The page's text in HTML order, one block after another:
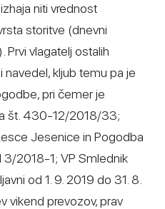
niti vrednost
storitve (dnevni
Prvi vlagatelj ostalih
kljub temu pa je
pri čemer je
št. 430-12/2018/33;
Jesenice in Pogodba
2018-1; VP Smlednik
od 1. 9. 2019 do 31. 8.
vikend prevozov, prav